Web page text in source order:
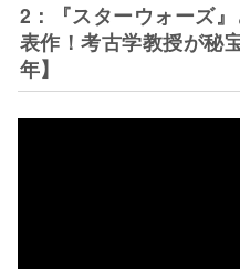
2：『スターウォーズ
表作！考古学教授が秘
年】